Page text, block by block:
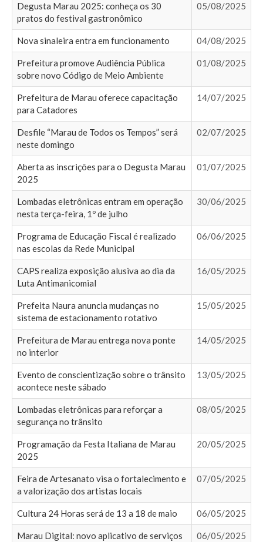
Degusta Marau 2025: conheça os 30
pratos do festival gastronômico
05/08/2025
Nova sinaleira entra em funcionamento 04/08/2025
Prefeitura promove Audiência Pública
sobre novo Código de Meio Ambiente
01/08/2025
Prefeitura de Marau oferece capacitação
para Catadores
14/07/2025
Desfile “Marau de Todos os Tempos” será
neste domingo
02/07/2025
Aberta as inscrições para o Degusta Marau
2025
01/07/2025
Lombadas eletrônicas entram em operação
nesta terça-feira, 1º de julho
30/06/2025
Programa de Educação Fiscal é realizado
nas escolas da Rede Municipal
06/06/2025
CAPS realiza exposição alusiva ao dia da
Luta Antimanicomial
16/05/2025
Prefeita Naura anuncia mudanças no
sistema de estacionamento rotativo
15/05/2025
Prefeitura de Marau entrega nova ponte
no interior
14/05/2025
Evento de conscientização sobre o trânsito
acontece neste sábado
13/05/2025
Lombadas eletrônicas para reforçar a
segurança no trânsito
08/05/2025
Programação da Festa Italiana de Marau
2025
20/05/2025
Feira de Artesanato visa o fortalecimento e
a valorização dos artistas locais
07/05/2025
Cultura 24 Horas será de 13 a 18 de maio 06/05/2025
Marau Digital: novo aplicativo de serviços
06/05/2025